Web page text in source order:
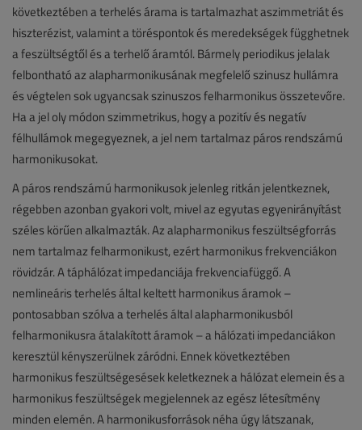
következtében a terhelés árama is tartalmazhat aszimmetriát és
hiszterézist, valamint a töréspontok és meredekségek függhetnek
a feszültségtől és a terhelő áramtól. Bármely periodikus jelalak
felbontható az alapharmonikusának megfelelő szinusz hullámra
és végtelen sok ugyancsak szinuszos felharmonikus összetevőre.
Ha a jel oly módon szimmetrikus, hogy a pozitív és negatív
félhullámok megegyeznek, a jel nem tartalmaz páros rendszámú
harmonikusokat.
A páros rendszámú harmonikusok jelenleg ritkán jelentkeznek,
régebben azonban gyakori volt, mivel az egyutas egyenirányítást
széles körűen alkalmazták. Az alapharmonikus feszültségforrás
nem tartalmaz felharmonikust, ezért harmonikus frekvenciákon
rövidzár. A táphálózat impedanciája frekvenciafüggő. A
nemlineáris terhelés által keltett harmonikus áramok –
pontosabban szólva a terhelés által alapharmonikusból
felharmonikusra átalakított áramok – a hálózati impedanciákon
keresztül kényszerülnek záródni. Ennek következtében
harmonikus feszültségesések keletkeznek a hálózat elemein és a
harmonikus feszültségek megjelennek az egész létesítmény
minden elemén. A harmonikusforrások néha úgy látszanak,